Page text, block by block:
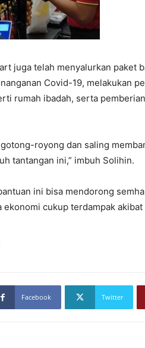
juga telah menyalurkan paket
Covid-19, melakukan
rumah ibadah, serta
royong dan saling
tantangan ini,” imbuh Solihin.
ini bisa mendorong
ekonomi cukup terdampak
Facebook Twitter